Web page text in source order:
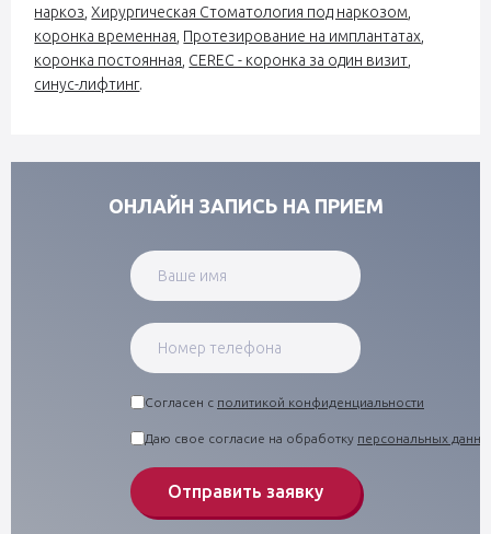
наркоз ,Хирургическая Стоматология под наркозом
коронка временная Протезирование на имплантатах
коронка постоянная CEREC - коронка за один визит
синус-лифтинг.
ОНЛАЙН ЗАПИСЬ НА ПРИЕМ
Согласен с политикой конфиденциальности
Даю свое согласие на обработку персональных
Отправить заявку